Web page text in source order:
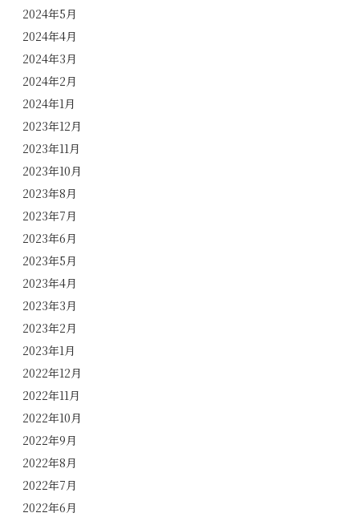
2024年5月
2024年4月
2024年3月
2024年2月
2024年1月
2023年12月
2023年11月
2023年10月
2023年8月
2023年7月
2023年6月
2023年5月
2023年4月
2023年3月
2023年2月
2023年1月
2022年12月
2022年11月
2022年10月
2022年9月
2022年8月
2022年7月
2022年6月